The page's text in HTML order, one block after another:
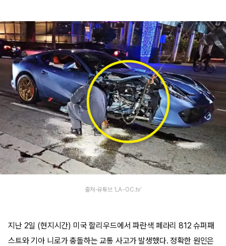
출처-유튜브 ‘LA-OC.tv’
지난 2일 (현지시간) 미국 할리우드에서 파란색 페라리 812 슈퍼패
스트와 기아 니로가 충돌하는 교통 사고가 발생했다. 정확한 원인은